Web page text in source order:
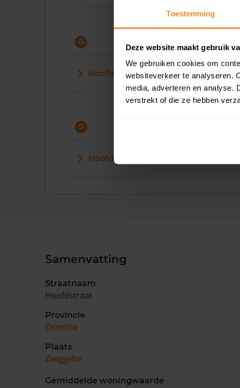
Toestemming
Deze website maakt gebruik
We gebruiken cookies om
websiteverkeer te analyseren.
media, adverteren en analyse.
verstrekt of die ze hebben
8
Hoofdstraat 8
9
Hoofdstraat 9
Samenvatting
Straatnaam
Hoofdstraat
Provincie
Drenthe
Plaats
Zwiggelte
Gemiddelde woningwaarde